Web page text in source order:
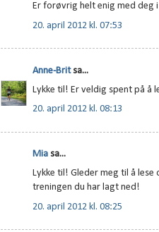
Er forøvrig helt enig med deg
20. april 2012 kl. 07:53
Anne-Britsa...
Lykke til! Er veldig spent på
20. april 2012 kl. 08:13
Mia sa...
Lykke til! Gleder meg til å
treningen du har lagt ned!
20. april 2012 kl. 08:25